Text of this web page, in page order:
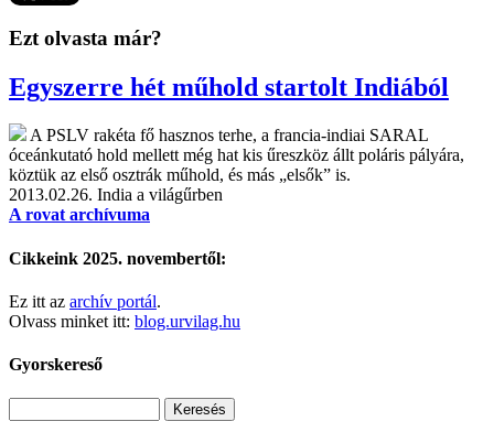
Ezt olvasta már?
Egyszerre hét műhold startolt Indiából
A PSLV rakéta fő hasznos terhe, a francia-indiai SARAL
óceánkutató hold mellett még hat kis űreszköz állt poláris pályára,
köztük az első osztrák műhold, és más „elsők” is.
2013.02.26. India a világűrben
A rovat archívuma
Cikkeink 2025. novembertől:
Ez itt az archív portál.
Olvass minket itt: blog.urvilag.hu
Gyorskereső